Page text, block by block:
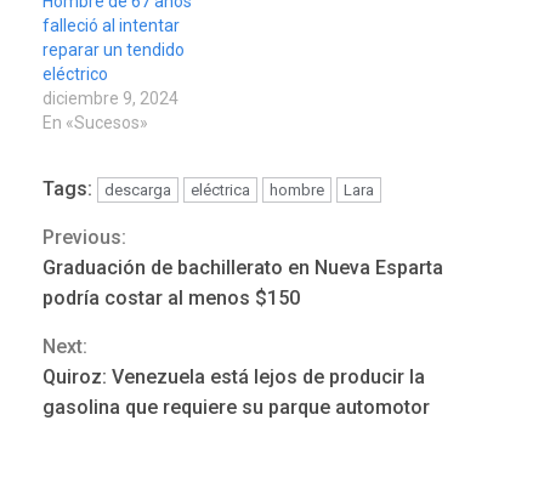
falleció al intentar
reparar un tendido
eléctrico
diciembre 9, 2024
En «Sucesos»
Tags: descarga eléctrica hombre Lara
Continue
Reading
Previous:
Graduación de bachillerato en Nueva Esparta
podría costar al menos $150
Next:
Quiroz: Venezuela está lejos de producir la
gasolina que requiere su parque automotor
3
POLÍTICA
TITULARES
ÚLTIMA HORA
diálogo en Venezuela